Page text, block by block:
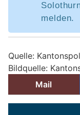
melden.
Quelle:
Bildquelle:
Mail